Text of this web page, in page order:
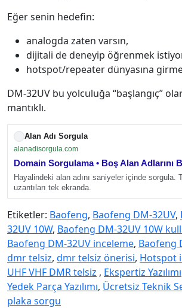
Eğer senin hedefin:
analogda zaten varsın,
dijitali de deneyip öğrenmek
hotspot/repeater dünyasına
DM-32UV bu yolculuğa “başlangıç”
mantıklı.
Alan Adı Sorgula
alanadisorgula.com
Domain Sorgulama • Boş Alan Adlarını
Hayalindeki alan adını saniyeler içinde sorgula.
uzantıları tek ekranda.
Etiketler: Baofeng, Baofeng DM-32UV,
32UV 10W, Baofeng DM-32UV 10W
Baofeng DM-32UV inceleme, Baofeng
dmr telsiz, dmr telsiz önerisi, Hotspot
UHF VHF DMR telsiz , Ekspertiz Yazılımı
Yedek Parça Yazılımı, Ücretsiz Teknik
plaka sorgu